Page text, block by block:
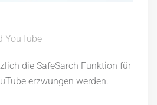
YouTube
die SafeSarch Funktion für
erzwungen werden.